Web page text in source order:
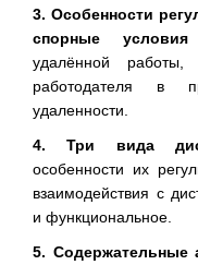
3. Особенности
спорные
удалённой работы,
работодателя в
удаленности.
4. Три вида
особенности их
взаимодействия с
и функциональное.
5. Содержательные